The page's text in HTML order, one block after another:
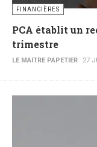
FINANCIÈRES
PCA établit un
trimestre
LE MAITRE PAPETIER 27